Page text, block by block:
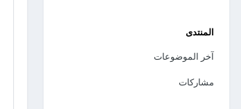
المنتدى
آخر الموضوعات
مشاركات